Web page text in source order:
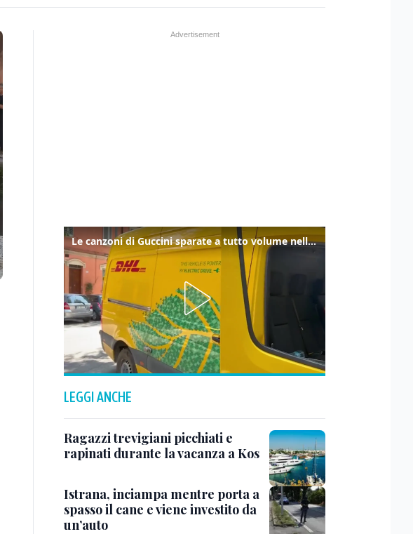
Le canzoni di Guccini sparate a tutto volume nella strada dove abitava
LEGGI ANCHE
Ragazzi trevigiani picchiati e
rapinati durante la vacanza a Kos
Istrana, inciampa mentre porta a
spasso il cane e viene investito da
un’auto